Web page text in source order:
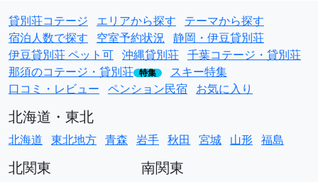
貸別荘コテージ エリアから探す
テーマから探す
宿泊人数で探す
空室予約状況 静岡・伊豆貸別荘
伊豆貸別荘 ペット可 沖縄貸別荘 千葉コテージ・貸別荘
那須のコテージ・貸別荘 特集
スキー特集
口コミ・レビュー ペンション民宿 お気に入り
北海道・東北
北海道 東北地方 青森 岩手 秋田 宮城 山形 福島
北関東 南関東